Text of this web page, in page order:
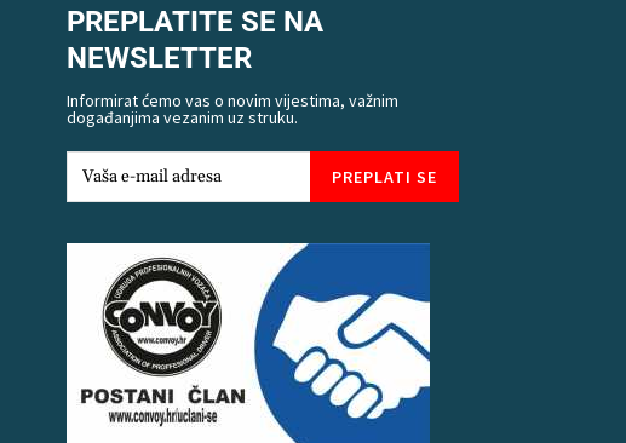
PREPLATITE SE NA
NEWSLETTER
Informirat ćemo vas o novim vijestima, važnim
događanjima vezanim uz struku.
PREPLATI SE